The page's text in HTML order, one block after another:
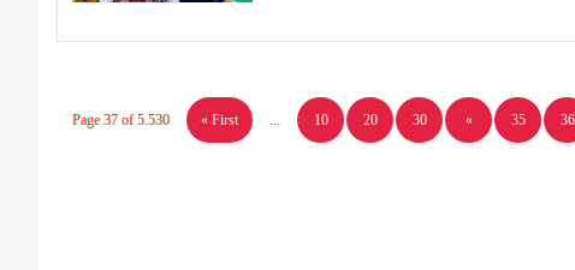
Page 37 of 5.530 « First ... 10 20 30 « 35 36